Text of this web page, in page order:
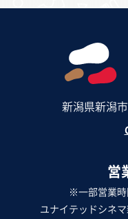
新潟県新潟
営
※一部営業時
ユナイテッドシネ